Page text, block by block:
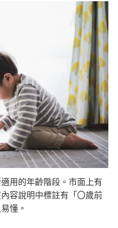
用的年齡階段。市面上有
容說明中標註有「〇歲前
懂。